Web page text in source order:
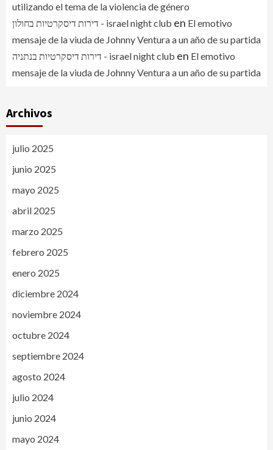
utilizando el tema de la violencia de género
דירות דיסקרטיות בחולון - israel night club en El emotivo
mensaje de la viuda de Johnny Ventura a un año de su partida
דירות דיסקרטיות בנתניה - israel night club en El emotivo
mensaje de la viuda de Johnny Ventura a un año de su partida
Archivos
julio 2025
junio 2025
mayo 2025
abril 2025
marzo 2025
febrero 2025
enero 2025
diciembre 2024
noviembre 2024
octubre 2024
septiembre 2024
agosto 2024
julio 2024
junio 2024
mayo 2024